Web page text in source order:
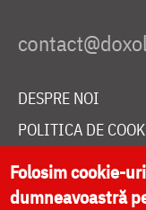
DESPRE NOI
POLITICA DE
DONEAZĂ ONLINE
Folosim cookie-
dumneavoastră